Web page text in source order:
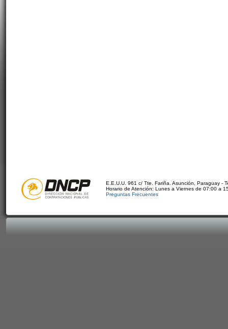
E.E.U.U. 961 c/ Tte. Fariña. Asunción, Paraguay -
Horario de Atención: Lunes a Viernes de 07:00 a
Preguntas Frecuentes